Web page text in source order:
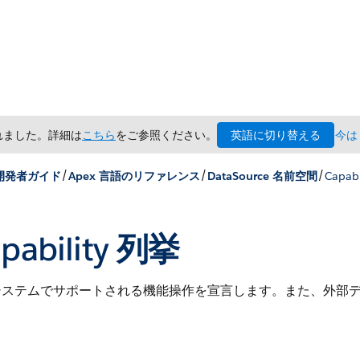
した。詳細はこちらをご参照ください。 英語に切り替える 今
発者ガイド/Apex 言語のリファレンス/DataSource 名前空間/
列挙
テムでサポートされる機能操作を宣言します。また、外部